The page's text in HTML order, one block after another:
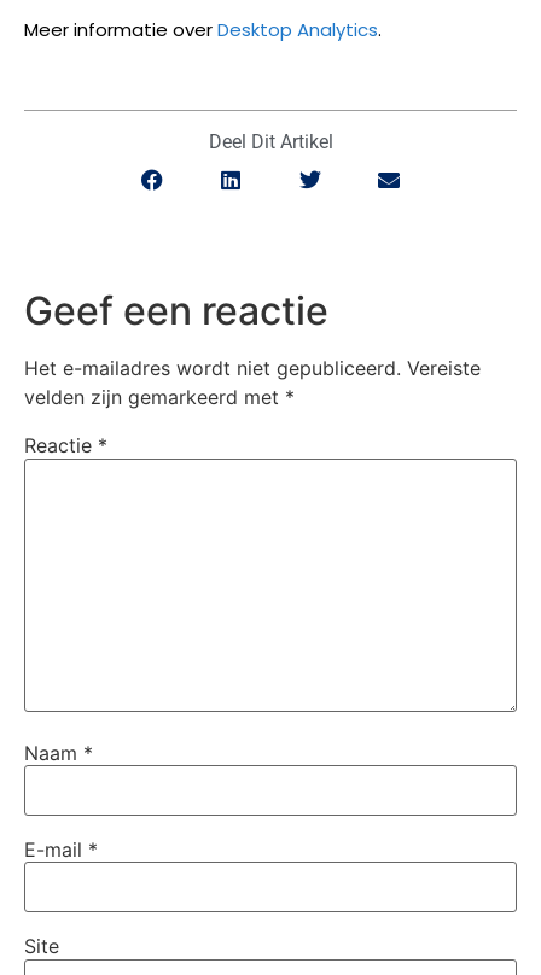
Meer informatie overDesktop Analytics.
Deel Dit Artikel
Geef een reactie
Het e-mailadres wordt niet gepubliceerd. Vereiste
velden zijn gemarkeerd met *
Reactie *
Naam *
E-mail *
Site